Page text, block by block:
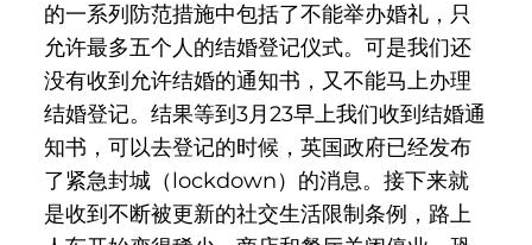
的一系列防范措施中包括了不能举办婚礼，只
允许最多五个人的结婚登记仪式。可是我们还
没有收到允许结婚的通知书，又不能马上办理
结婚登记。结果等到3月23早上我们收到结婚通
知书，可以去登记的时候，英国政府已经发布
了紧急封城（lockdown）的消息。接下来就
是收到不断被更新的社交生活限制条例，路上